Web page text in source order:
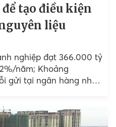
tạo điều kiện
liệu
nghiệp đạt 366.000 tỷ
năm; Khoảng
gửi tại ngân hàng nhà